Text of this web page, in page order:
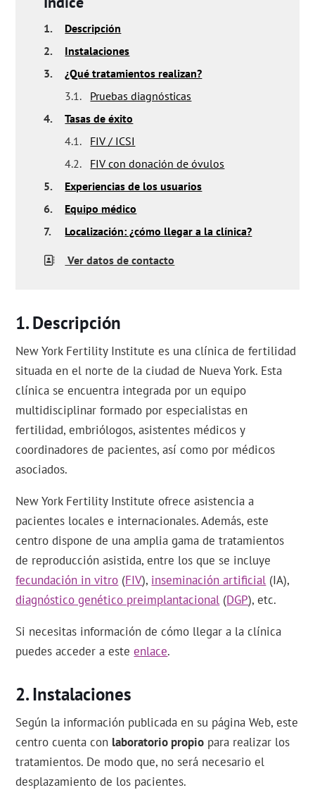
1.
Descripción
2.
Instalaciones
3.
¿Qué tratamientos realizan?
3.1.
Pruebas diagnósticas
4.
Tasas de éxito
4.1.
FIV / ICSI
4.2.
FIV con donación de óvulos
5.
Experiencias de los usuarios
6.
Equipo médico
7.
Localización: ¿cómo llegar a la clínica?
Ver datos de contacto
Descripción
New York Fertility Institute es una clínica de fertilidad
situada en el norte de la ciudad de Nueva York. Esta
clínica se encuentra integrada por un equipo
multidisciplinar formado por especialistas en
fertilidad, embriólogos, asistentes médicos y
coordinadores de pacientes, así como por médicos
asociados.
New York Fertility Institute ofrece asistencia a
pacientes locales e internacionales. Además, este
centro dispone de una amplia gama de tratamientos
de reproducción asistida, entre los que se incluye
fecundación in vitro (FIV), inseminación artificial (IA),
diagnóstico genético preimplantacional (DGP), etc.
Si necesitas información de cómo llegar a la clínica
puedes acceder a esteenlace.
Instalaciones
Según la información publicada en su página Web, este
centro cuenta con laboratorio propio para realizar los
tratamientos. De modo que, no será necesario el
desplazamiento de los pacientes.